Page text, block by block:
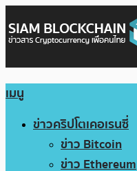
เมนู
ข่าวคริปโตเคอเรนซี่
ข่าว Bitcoin
ข่าว Ethereum